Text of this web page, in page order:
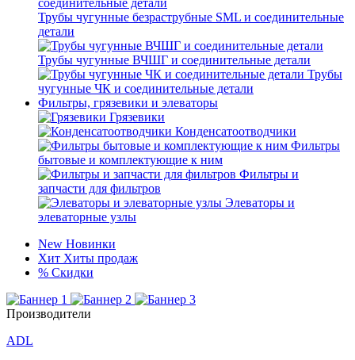
Трубы чугунные безраструбные SML и соединительные
детали
Трубы чугунные ВЧШГ и соединительные детали
Трубы
чугунные ЧК и соединительные детали
Фильтры, грязевики и элеваторы
Грязевики
Конденсатоотводчики
Фильтры
бытовые и комплектующие к ним
Фильтры и
запчасти для фильтров
Элеваторы и
элеваторные узлы
New Новинки
Хит Хиты продаж
% Скидки
Производители
ADL